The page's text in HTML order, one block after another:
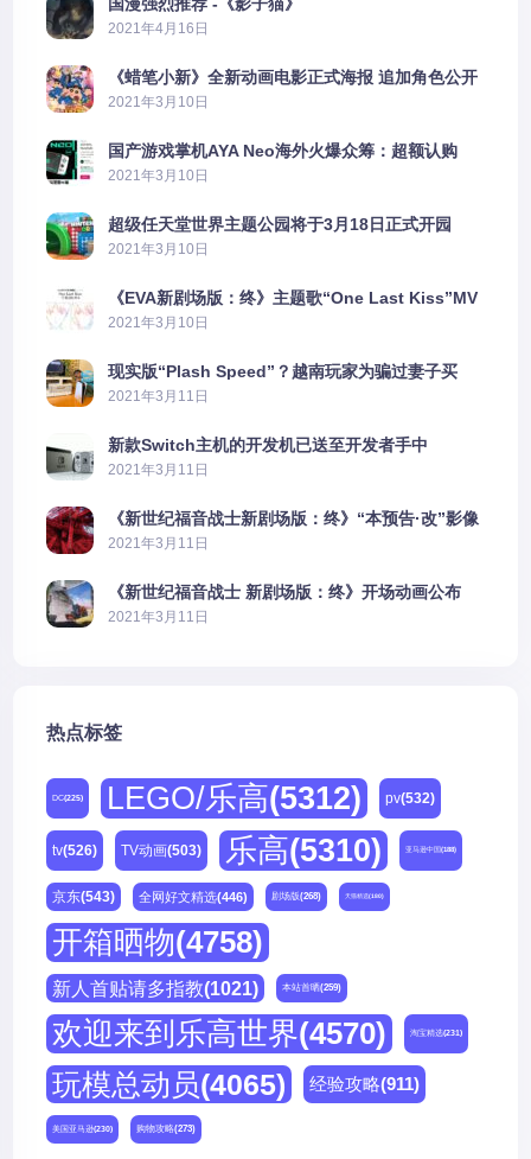
2021年4月16日
《蜡笔小新》全新动画电影正式海报 追加角色公开
2021年3月10日
国产游戏掌机AYA Neo海外火爆众筹：超额认购
2606%
2021年3月10日
超级任天堂世界主题公园将于3月18日正式开园
2021年3月10日
《EVA新剧场版：终》主题歌“One Last Kiss”MV
公布
2021年3月10日
现实版“Plash Speed”？越南玩家为骗过妻子买
PS5上演好戏
2021年3月11日
新款Switch主机的开发机已送至开发者手中
2021年3月11日
《新世纪福音战士新剧场版：终》“本预告·改”影像
公开
2021年3月11日
《新世纪福音战士 新剧场版：终》开场动画公布
2021年3月11日
热点标签
DC(225) LEGO/乐高(5312) pv(532)
tv(526) TV动画(503) 乐高(5310) 亚马逊中国(188)
京东(543) 全网好文精选(446) 剧场版(268) 天猫精选(180)
开箱晒物(4758)
新人首贴请多指教(1021) 本站首晒(259)
欢迎来到乐高世界(4570) 淘宝精选(231)
玩模总动员(4065) 经验攻略(911)
美国亚马逊(230) 购物攻略(273)